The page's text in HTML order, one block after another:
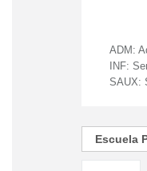
ADM:
INF:
SAUX: